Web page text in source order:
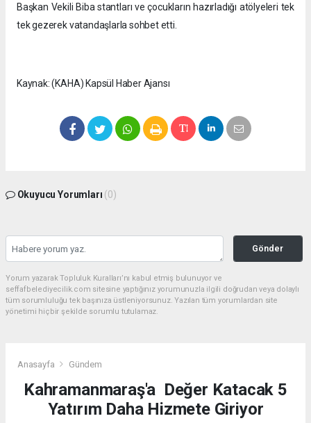
Başkan Vekili Biba stantları ve çocukların hazırladığı atölyeleri tek
tek gezerek vatandaşlarla sohbet etti.
Kaynak: (KAHA) Kapsül Haber Ajansı
Okuyucu Yorumları (0)
Gönder
Yorum yazarak Topluluk Kuralları’nı kabul etmiş bulunuyor ve
seffafbelediyecilik.com sitesine yaptığınız yorumunuzla ilgili doğrudan veya dolaylı
tüm sorumluluğu tek başınıza üstleniyorsunuz. Yazılan tüm yorumlardan site
yönetimi hiçbir şekilde sorumlu tutulamaz.
Anasayfa Gündem
Kahramanmaraş'a Değer Katacak 5
Yatırım Daha Hizmete Giriyor